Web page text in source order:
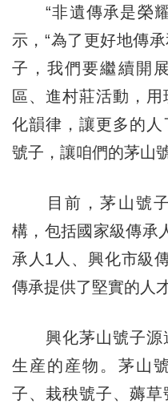
“非遺傳承是榮耀
示，“為了更好地傳
子，我們要繼續開
區、進村莊活動，
化韻律，讓更多的
號子，讓咱們的茅山
目前，茅山號子
構，包括國家級傳承
承人1人、興化市級
傳承提供了堅實的人
興化茅山號子源
生産的産物。茅山
子、栽秧號子、薅